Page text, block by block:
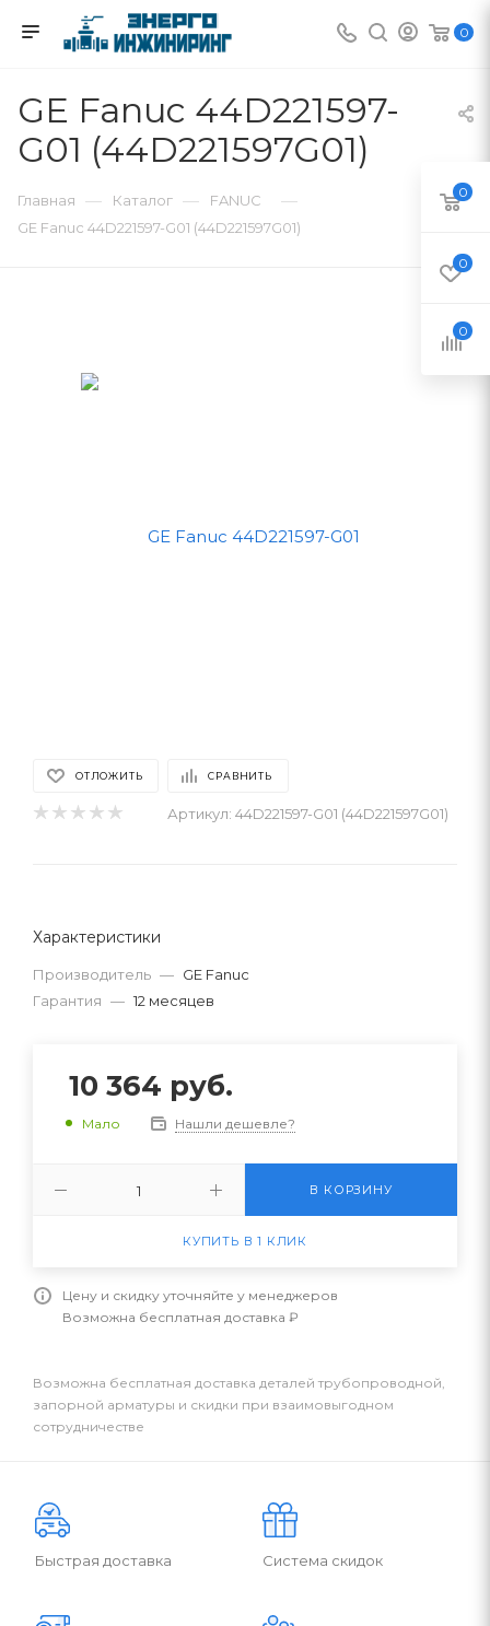
0
GE Fanuc 44D221597-
G01 (44D221597G01)
Главная — Каталог — FANUC —
GE Fanuc 44D221597-G01 (44D221597G01)
ОТЛОЖИТЬ СРАВНИТЬ
Артикул: 44D221597-G01 (44D221597G01)
Характеристики
Производитель — GE Fanuc
Гарантия — 12 месяцев
10 364 руб.
Мало Нашли дешевле?
В КОРЗИНУ
КУПИТЬ В 1 КЛИК
Цену и скидку уточняйте у менеджеров
Возможна бесплатная доставка ₽
Возможна бесплатная доставка деталей трубопроводной,
запорной арматуры и скидки при взаимовыгодном
сотрудничестве
Быстрая доставка Система скидок
0
0
0